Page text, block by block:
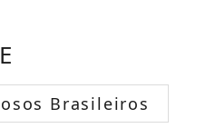
Brasileiros